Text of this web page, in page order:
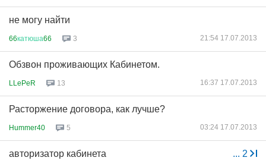
не могу найти
66катюша66 3 21:54 17.07.2013
Обзвон проживающих Кабинетом.
LLePeR 13 16:37 17.07.2013
Расторжение договора, как лучше?
Hummer40 5 03:24 17.07.2013
... 2
авторизатор кабинета